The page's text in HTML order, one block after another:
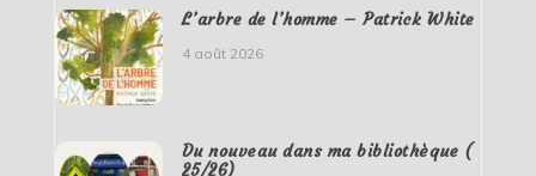
L’arbre de l’homme – Patrick White
4 août 2026
Du nouveau dans ma bibliothèque (
25/26)